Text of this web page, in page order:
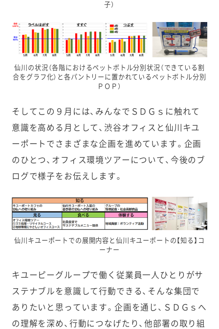
子）
仙川の状況（各階におけるペットボトル分別状況（できている割
合をグラフ化）と各パントリーに置かれているペットボトル分別
ＰＯＰ）
そしてこの９月には、みんなでＳＤＧｓに触れて
意識を高める月として、渋谷オフィスと仙川キユ
ーポートでさまざまな企画を進めています。企画
のひとつ、オフィス環境ツアーについて、今後のブ
ログで様子をお伝えします。
仙川キユーポートでの展開内容と仙川キユーポートの【知る】コ
ーナー
キユーピーグループで働く従業員一人ひとりがサ
ステナブルを意識して行動できる、そんな集団で
ありたいと思っています。企画を通じ、ＳＤＧｓへ
の理解を深め、行動につなげたり、他部署の取り組